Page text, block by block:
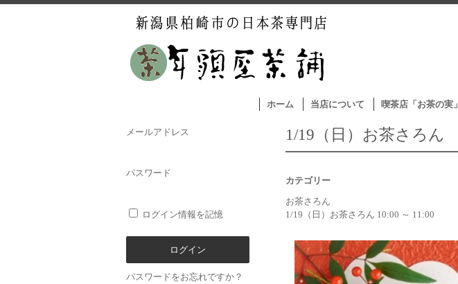
ホーム 当店について 喫茶店「お茶の実」
1/19（日）お茶さろん
カテゴリー
お茶さろん
1/19（日）お茶さろん 10:00 ～ 11:00
メールアドレス
パスワード
ログイン情報を記憶
パスワードをお忘れですか？